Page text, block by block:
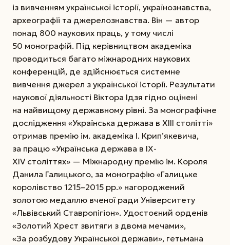
із вивченням української історії, українознавства,
архео­графії та джерелознавства. Він — автор
понад 800 наукових праць, у тому числі
50 монографій. Під керівництвом академіка
проводиться багато міжнародних наукових
конференцій, де здійснюється системне
вивчення джерел з української історії. Результати
наукової діяльності Віктора Ідзя гідно оцінені
на найвищому державному рівні. За монографічне
дослідження «Українська держава в ХІІІ столітті»
отримав премію ім. академіка І. Крип’якевича,
за працю «Українська держава в ІХ-
ХІV століттях» — Міжнародну премію ім. Короля
Данила Галицького, за монографію «Галицьке
королівство 1215–2015 рр.» нагороджений
золотою медаллю вченої ради Університету
«Львівський Ставропігіон». Удостоєний орденів
«Золотий Хрест звитяги з двома мечами»,
«За розбудову Української держави», гетьмана